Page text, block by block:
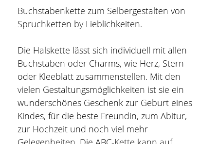
Buchstabenkette zum Selbergestalten von
Spruchketten by Lieblichkeiten.
Die Halskette lässt sich individuell mit allen
Buchstaben oder Charms, wie Herz, Stern
oder Kleeblatt zusammenstellen. Mit den
vielen Gestaltungsmöglichkeiten ist sie ein
wunderschönes Geschenk zur Geburt eines
Kindes, für die beste Freundin, zum Abitur,
zur Hochzeit und noch viel mehr